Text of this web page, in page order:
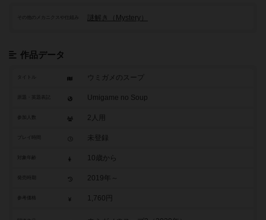
その他のメカニクスや仕組み 謎解き（Mystery）
作品データ
タイトル ウミガメのスープ
Umigame no Soup
参加人数 2人用
未登録
10歳から
2019年～
参考価格 1,760円